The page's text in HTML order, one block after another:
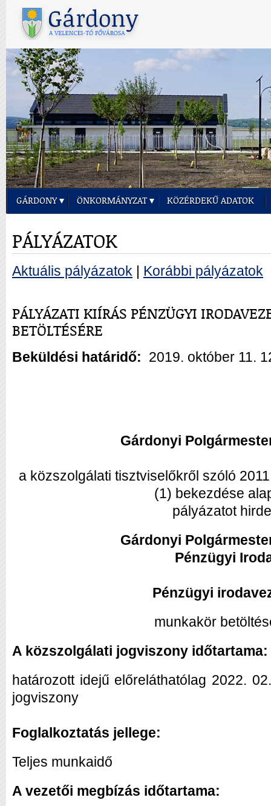
GÁRDONY ÖNKORMÁNYZAT KÖZÉRDEKŰ ADATOK
PÁLYÁZATOK
Aktuális pályázatok Korábbi pályázatok
PÁLYÁZATI KIÍRÁS PÉNZÜGYI
BETÖLTÉSÉRE
Beküldési határidő: 2019. október 11.
Gárdonyi
a közszolgálati tisztviselőkről szóló
(1) bekezdése
pályázatot
Gárdonyi
Pénzügyi
Pénzügyi
munkakör
A közszolgálati jogviszony időtartama:
határozott idejű előreláthatólag 2022.
jogviszony
Foglalkoztatás jellege:
Teljes munkaidő
A vezetői megbízás időtartama: